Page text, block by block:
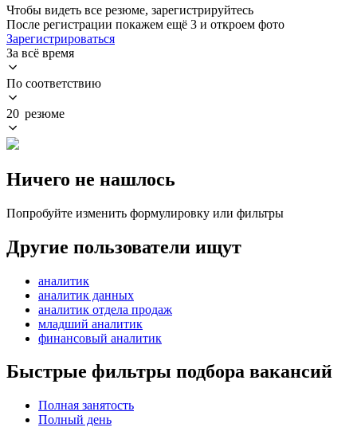
Чтобы видеть все резюме, зарегистрируйтесь
После регистрации покажем ещё 3 и откроем фото
Зарегистрироваться
За всё время
По соответствию
20 резюме
Ничего не нашлось
Попробуйте изменить формулировку или фильтры
Другие пользователи ищут
аналитик
аналитик данных
аналитик отдела продаж
младший аналитик
финансовый аналитик
Быстрые фильтры подбора вакансий
Полная занятость
Полный день